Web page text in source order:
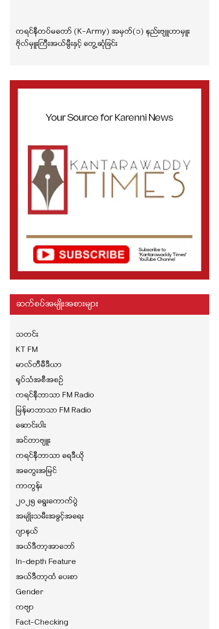
ကရင်နီတပ်မတော် (K-Army) အမှတ်(၁) နည်းဗျူဟာမှူး
ဗိုလ်မှူးကြီးအယ်မွီးနှင့် တွေ့ဆုံခြင်း
ဆက်စပ်အမျိုးအစားများ
သတင်း
KT FM
မာလ်တီမီဒီယာ
ရုပ်သံအစီအစဉ်
ကရင်နီဘာသာ FM Radio
မြန်မာဘာသာ FM Radio
ဆောင်းပါး
အင်တာဗျူး
ကရင်နီဘာသာ ရေဒီယို
အတွေးအမြင်
ကာတွန်း
၂၀၂၅ ရွေးကောက်ပွဲ
အမျိုးသမီးအခွင့်အရေး
ဂျာနယ်
အယ်ဒီတာ့အာဘော်
In-depth Feature
အယ်ဒီတာ့ထံ ပေးစာ
Gender
ကဗျာ
Fact-Checking